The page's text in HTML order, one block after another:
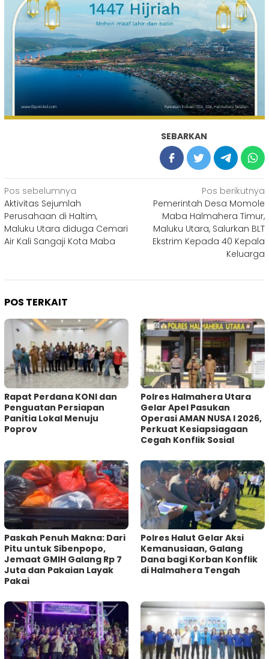
SEBARKAN
Navigasi
pos
Pos sebelumnya
Aktivitas Sejumlah
Perusahaan di Haltim,
Maluku Utara diduga Cemari
Air Kali Sangaji Kota Maba
Pos berikutnya
Pemerintah Desa Momole
Maba Halmahera Timur,
Maluku Utara, Salurkan BLT
Ekstrim Kepada 40 Kepala
Keluarga
POS TERKAIT
Rapat Perdana KONI dan
Penguatan Persiapan
Panitia Lokal Menuju
Poprov
Polres Halmahera Utara
Gelar Apel Pasukan
Operasi AMAN NUSA I 2026,
Perkuat Kesiapsiagaan
Cegah Konflik Sosial
Paskah Penuh Makna: Dari
Pitu untuk Sibenpopo,
Jemaat GMIH Galang Rp 7
Juta dan Pakaian Layak
Pakai
Polres Halut Gelar Aksi
Kemanusiaan, Galang
Dana bagi Korban Konflik
di Halmahera Tengah